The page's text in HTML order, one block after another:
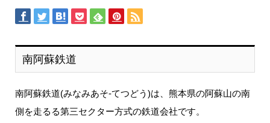
南阿蘇鉄道
南阿蘇鉄道(みなみあそ-てつどう)は、熊本県の阿蘇山の南
側を走るる第三セクター方式の鉄道会社です。